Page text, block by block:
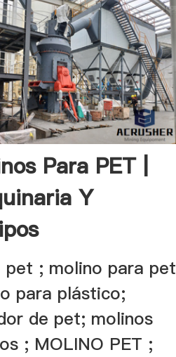
Para PET |
Y
pet ; molino para pet
para plástico;
de pet; molinos
; MOLINO PET ;